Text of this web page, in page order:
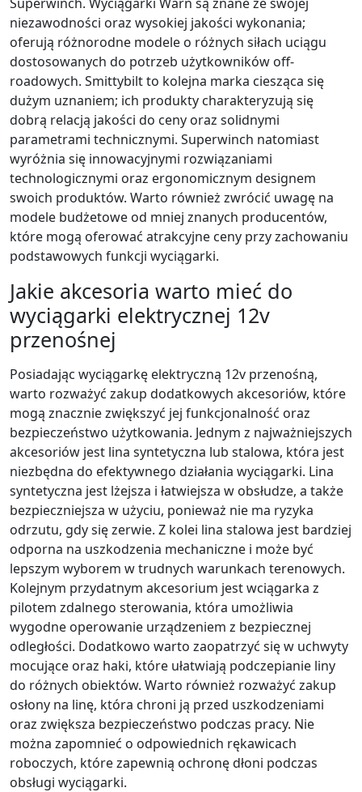
niezawodności oraz wysokiej jakości wykonania;
oferują różnorodne modele o różnych siłach uciągu
dostosowanych do potrzeb użytkowników off-
roadowych. Smittybilt to kolejna marka ciesząca się
dużym uznaniem; ich produkty charakteryzują się
dobrą relacją jakości do ceny oraz solidnymi
parametrami technicznymi. Superwinch natomiast
wyróżnia się innowacyjnymi rozwiązaniami
technologicznymi oraz ergonomicznym designem
swoich produktów. Warto również zwrócić uwagę na
modele budżetowe od mniej znanych producentów,
które mogą oferować atrakcyjne ceny przy zachowaniu
podstawowych funkcji wyciągarki.
Jakie akcesoria warto mieć do
wyciągarki elektrycznej 12v
przenośnej
Posiadając wyciągarkę elektryczną 12v przenośną,
warto rozważyć zakup dodatkowych akcesoriów, które
mogą znacznie zwiększyć jej funkcjonalność oraz
bezpieczeństwo użytkowania. Jednym z najważniejszych
akcesoriów jest lina syntetyczna lub stalowa, która jest
niezbędna do efektywnego działania wyciągarki. Lina
syntetyczna jest lżejsza i łatwiejsza w obsłudze, a także
bezpieczniejsza w użyciu, ponieważ nie ma ryzyka
odrzutu, gdy się zerwie. Z kolei lina stalowa jest bardziej
odporna na uszkodzenia mechaniczne i może być
lepszym wyborem w trudnych warunkach terenowych.
Kolejnym przydatnym akcesorium jest wciągarka z
pilotem zdalnego sterowania, która umożliwia
wygodne operowanie urządzeniem z bezpiecznej
odległości. Dodatkowo warto zaopatrzyć się w uchwyty
mocujące oraz haki, które ułatwiają podczepianie liny
do różnych obiektów. Warto również rozważyć zakup
osłony na linę, która chroni ją przed uszkodzeniami
oraz zwiększa bezpieczeństwo podczas pracy. Nie
można zapomnieć o odpowiednich rękawicach
roboczych, które zapewnią ochronę dłoni podczas
obsługi wyciągarki.